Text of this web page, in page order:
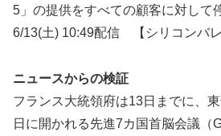
5」の提供をすべての顧客に対して
6/13(土) 10:49配信 【シリコンバ
ニュースからの検証
フランス大統領府は13日までに、
日に開かれる先進7カ国首脳会議（